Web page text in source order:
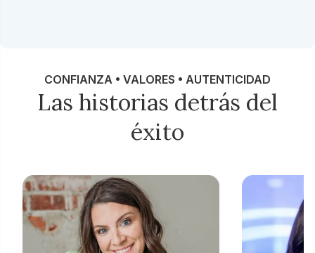
CONFIANZA • VALORES • AUTENTICIDAD
Las historias detrás del
éxito